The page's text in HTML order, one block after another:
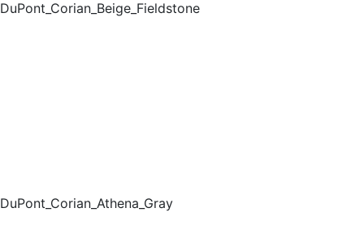
DuPont_Corian_Beige_Fieldstone
DuPont_Corian_Athena_Gray